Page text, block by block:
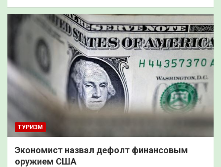
ТУРИЗМ
Экономист назвал дефолт финансовым
оружием США